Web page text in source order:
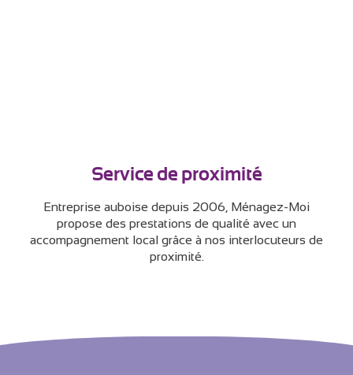
Service de proximité
Entreprise auboise depuis 2006, Ménagez-Moi
propose des prestations de qualité avec un
accompagnement local grâce à nos interlocuteurs de
proximité.